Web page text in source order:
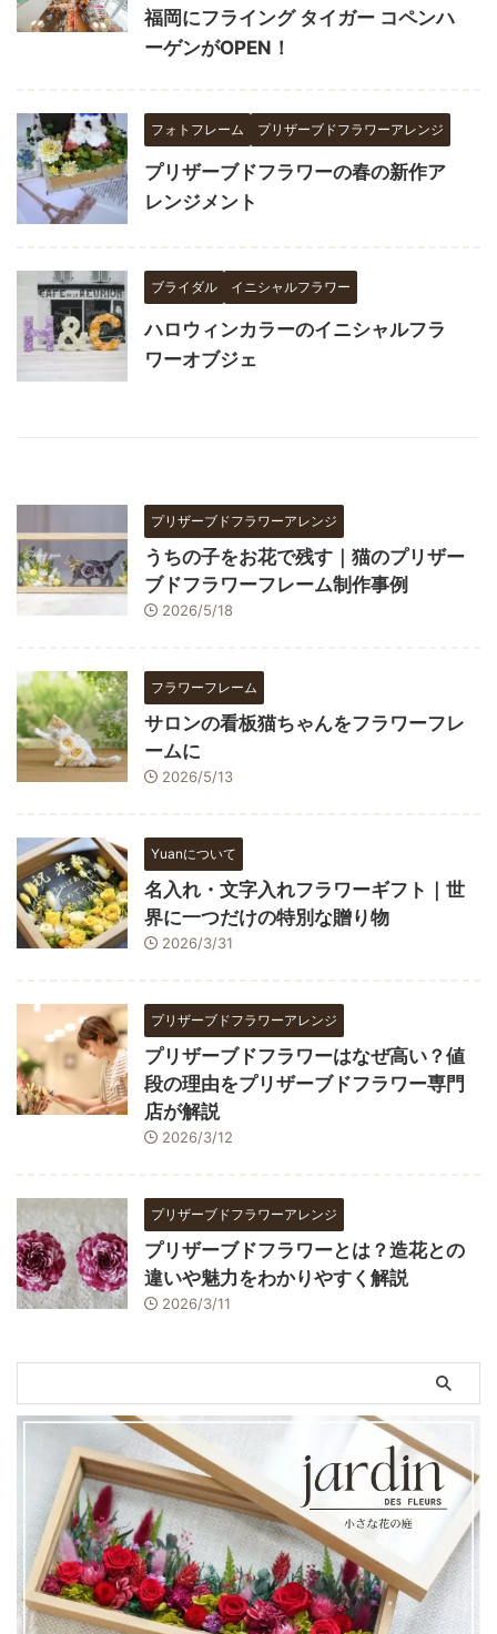
福岡にフライング タイガー コペンハ
ーゲンがOPEN！
フォトフレーム プリザーブドフラワーアレンジ
プリザーブドフラワーの春の新作ア
レンジメント
ブライダル イニシャルフラワー
ハロウィンカラーのイニシャルフラ
ワーオブジェ
プリザーブドフラワーアレンジ
うちの子をお花で残す｜猫のプリザー
ブドフラワーフレーム制作事例
2026/5/18
フラワーフレーム
サロンの看板猫ちゃんをフラワーフレ
ームに
2026/5/13
Yuanについて
名入れ・文字入れフラワーギフト｜世
界に一つだけの特別な贈り物
2026/3/31
プリザーブドフラワーアレンジ
プリザーブドフラワーはなぜ高い？値
段の理由をプリザーブドフラワー専門
店が解説
2026/3/12
プリザーブドフラワーアレンジ
プリザーブドフラワーとは？造花との
違いや魅力をわかりやすく解説
2026/3/11